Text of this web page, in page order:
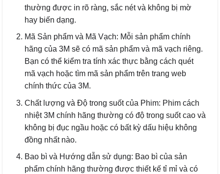
thường được in rõ ràng, sắc nét và không bị mờ
hay biến dạng.
Mã Sản phẩm và Mã Vạch: Mỗi sản phẩm chính
hãng của 3M sẽ có mã sản phẩm và mã vạch riêng.
Bạn có thể kiểm tra tính xác thực bằng cách quét
mã vạch hoặc tìm mã sản phẩm trên trang web
chính thức của 3M.
Chất lượng và Độ trong suốt của Phim: Phim cách
nhiệt 3M chính hãng thường có độ trong suốt cao và
không bị đục ngầu hoặc có bất kỳ dấu hiệu không
đồng nhất nào.
Bao bì và Hướng dẫn sử dụng: Bao bì của sản
phẩm chính hãng thường được thiết kế tỉ mỉ và có